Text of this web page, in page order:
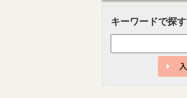
キーワードで探す